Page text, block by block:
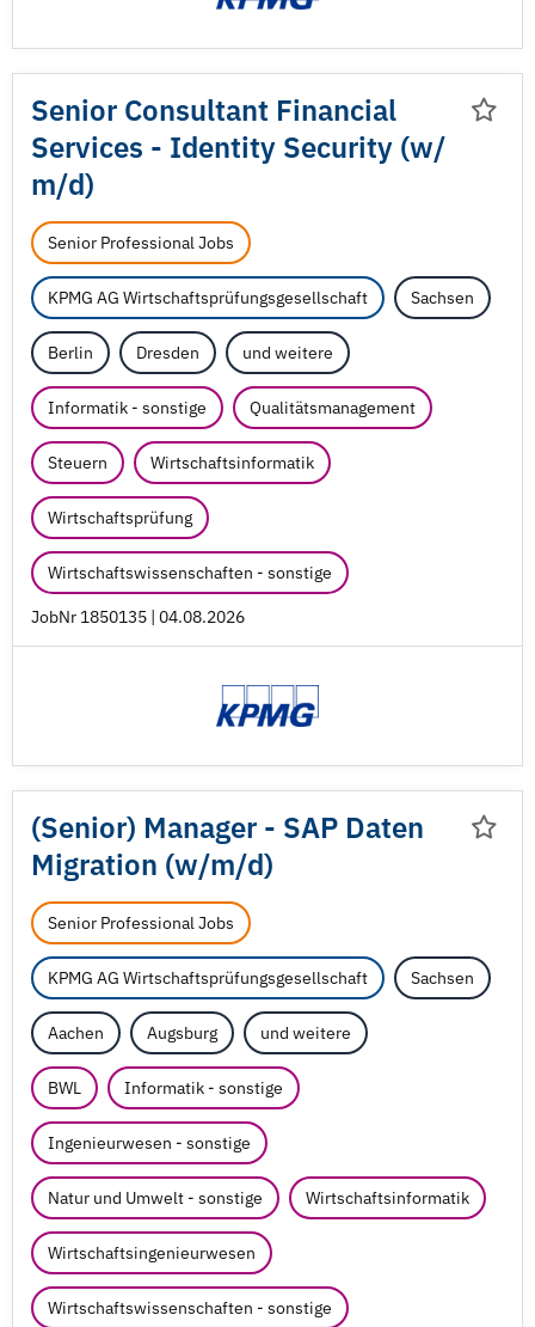
Senior Consultant Financial
Services - Identity Security (w/
m/d)
Senior Professional Jobs
KPMG AG Wirtschaftsprüfungsgesellschaft Sachsen
Berlin Dresden und weitere
Informatik - sonstige Qualitätsmanagement
Steuern Wirtschaftsinformatik
Wirtschaftsprüfung
Wirtschaftswissenschaften - sonstige
JobNr 1850135 | 04.08.2026
(Senior) Manager - SAP Daten
Migration (w/m/d)
Senior Professional Jobs
KPMG AG Wirtschaftsprüfungsgesellschaft Sachsen
Aachen Augsburg und weitere
BWL Informatik - sonstige
Ingenieurwesen - sonstige
Natur und Umwelt - sonstige Wirtschaftsinformatik
Wirtschaftsingenieurwesen
Wirtschaftswissenschaften - sonstige